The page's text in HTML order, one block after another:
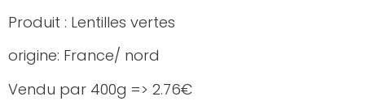
Produit : Lentilles vertes
origine: France/ nord
Vendu par 400g => 2.76€